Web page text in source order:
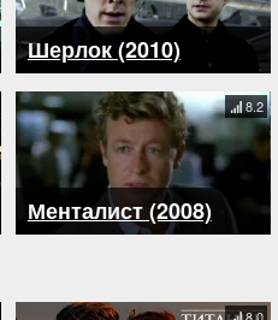
Шерлок (2010)
Менталист (2008)
8.2